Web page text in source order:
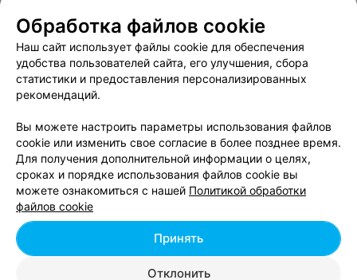
Вакансии
Публичный договор
Способы оплаты
Публичный договор по использованию сервиса
«Афиша»
Пользовательское соглашение
Связаться по вопросам сотрудничества
Написать руководителю relax.by
Персональные настройки cookie
Обработка персональных данных
© 2026 ООО «Артокс Лаб», УНП 191700409, регистрирующий орган -
| 220012, Республика Беларусь, г. Минск,
Обработка файлов cookie
Наш сайт использует файлы cookie для обеспечения
удобства пользователей сайта, его улучшения, сбора
статистики и предоставления персонализированных
рекомендаций.
Вы можете настроить параметры использования файлов
cookie или изменить свое согласие в более позднее время.
Для получения дополнительной информации о целях,
сроках и порядке использования файлов cookie вы
можете ознакомиться с нашей Политикой обработки
файлов cookie
Отклонить
Принять